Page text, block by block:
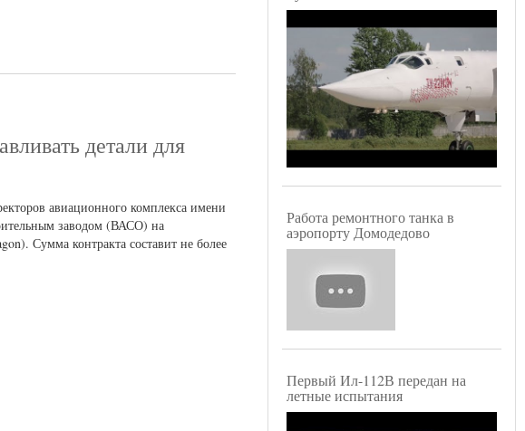
детали для
авиационного комплекса имени
заводом (ВАСО) на
Сумма контракта составит не более
Работа ремонтного танка в
аэропорту Домодедово
Первый Ил-112В передан на
летные испытания